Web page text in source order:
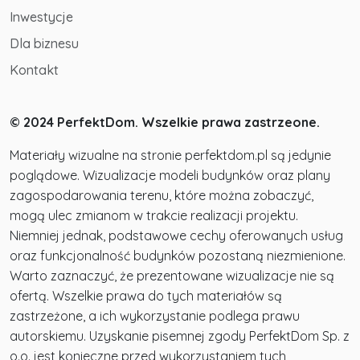
działalność, utrzymuje wysoki standard swoich
mieszkańców.
Inwestycje
Dla biznesu
Kontakt
© 2024 PerfektDom. Wszelkie prawa zastrzeone.
Materiały wizualne na stronie perfektdom.pl są jedynie
poglądowe. Wizualizacje modeli budynków oraz plany
zagospodarowania terenu, które można zobaczyć,
mogą ulec zmianom w trakcie realizacji projektu.
Niemniej jednak, podstawowe cechy oferowanych usług
oraz funkcjonalność budynków pozostaną niezmienione.
Warto zaznaczyć, że prezentowane wizualizacje nie są
ofertą. Wszelkie prawa do tych materiałów są
zastrzeżone, a ich wykorzystanie podlega prawu
autorskiemu. Uzyskanie pisemnej zgody PerfektDom Sp. z
o.o. jest konieczne przed wykorzystaniem tych